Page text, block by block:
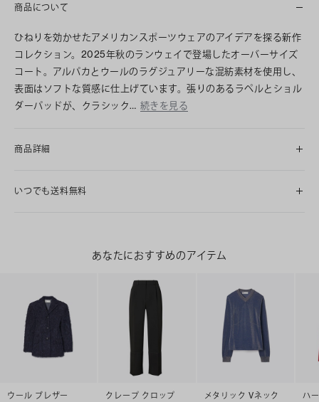
商品について
ひねりを効かせたアメリカンスポーツウェアのアイデアを探る新作
コレクション。2025年秋のランウェイで登場したオーバーサイズ
コート。アルパカとウールのラグジュアリーな混紡素材を使用し、
表面はソフトな質感に仕上げています。張りのあるラペルとショル
ダーパッドが、クラシック… 続きを見る
商品詳細
いつでも送料無料
あなたにおすすめのアイテム
ウール ブレザー
クレープ クロップ
メタリック Vネック
ハ